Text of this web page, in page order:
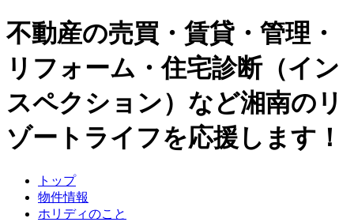
不動産の売買・賃貸・管理・
リフォーム・住宅診断（イン
スペクション）など湘南のリ
ゾートライフを応援します！
トップ
物件情報
ホリディのこと